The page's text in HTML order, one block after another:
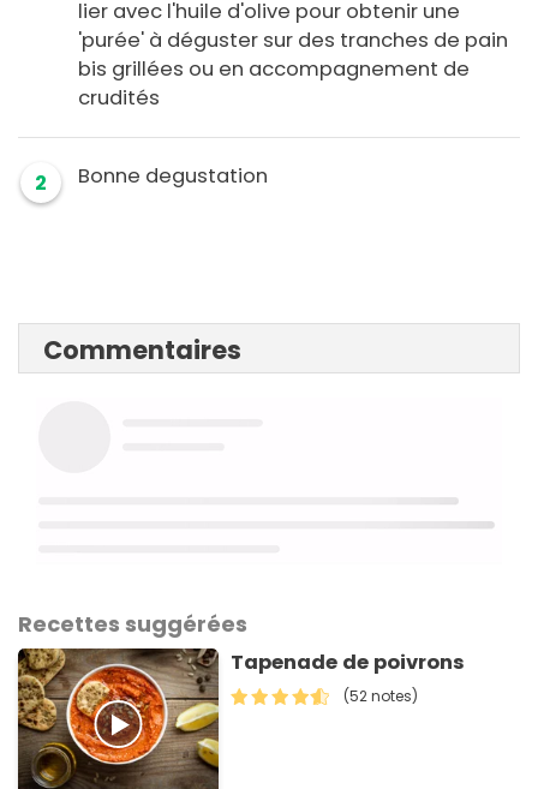
lier avec l'huile d'olive pour obtenir une
'purée' à déguster sur des tranches de pain
bis grillées ou en accompagnement de
crudités
2 Bonne degustation
Commentaires
Recettes suggérées
Tapenade de poivrons
(52 notes)